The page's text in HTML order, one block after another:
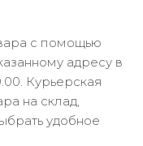
с помощью
адресу в
Курьерская
на склад,
удобное